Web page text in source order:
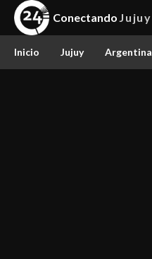
Conectando Jujuy
Inicio Jujuy Argentina